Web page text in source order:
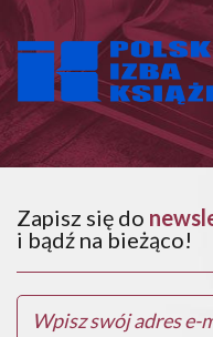
Zapisz się do
i bądź na bieżąco!